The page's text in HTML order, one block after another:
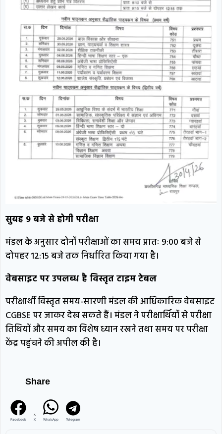
सुबह 9 बजे से होगी परीक्षा
मंडल के अनुसार दोनों परीक्षाओं का समय प्रातः 9:00 बजे से
दोपहर 12:15 बजे तक निर्धारित किया गया है।
वेबसाइट पर उपलब्ध है विस्तृत टाइम टेबल
परीक्षार्थी विस्तृत समय-सारणी मंडल की आधिकारिक वेबसाइट
CGBSE पर जाकर देख सकते हैं। मंडल ने परीक्षार्थियों से परीक्षा
तिथियों और समय का विशेष ध्यान रखने तथा समय पर परीक्षा
केंद्र पहुंचने की अपील की है।
Share
Facebook X WhatsApp Telegram